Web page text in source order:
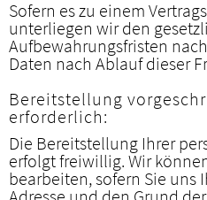
Sofern es zu einem
unterliegen wir den
Aufbewahrungsfristen
Daten nach Ablauf dieser
Bereitstellung
erforderlich:
Die Bereitstellung Ihrer
erfolgt freiwillig. Wir
bearbeiten, sofern Sie uns